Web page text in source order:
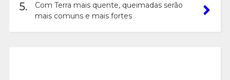
5.
Com Terra mais quente, queimadas serão
mais comuns e mais fortes